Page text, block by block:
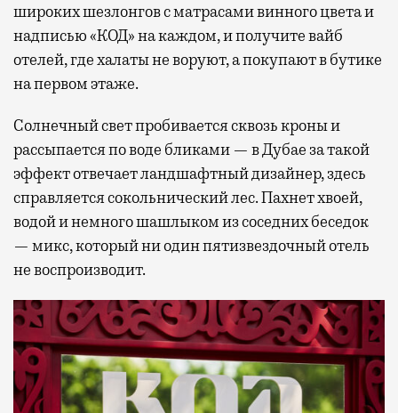
широких шезлонгов с матрасами винного цвета и
надписью «КОД» на каждом, и получите вайб
отелей, где халаты не воруют, а покупают в бутике
на первом этаже.
Солнечный свет пробивается сквозь кроны и
рассыпается по воде бликами — в Дубае за такой
эффект отвечает ландшафтный дизайнер, здесь
справляется сокольнический лес. Пахнет хвоей,
водой и немного шашлыком из соседних беседок
— микс, который ни один пятизвездочный отель
не воспроизводит.